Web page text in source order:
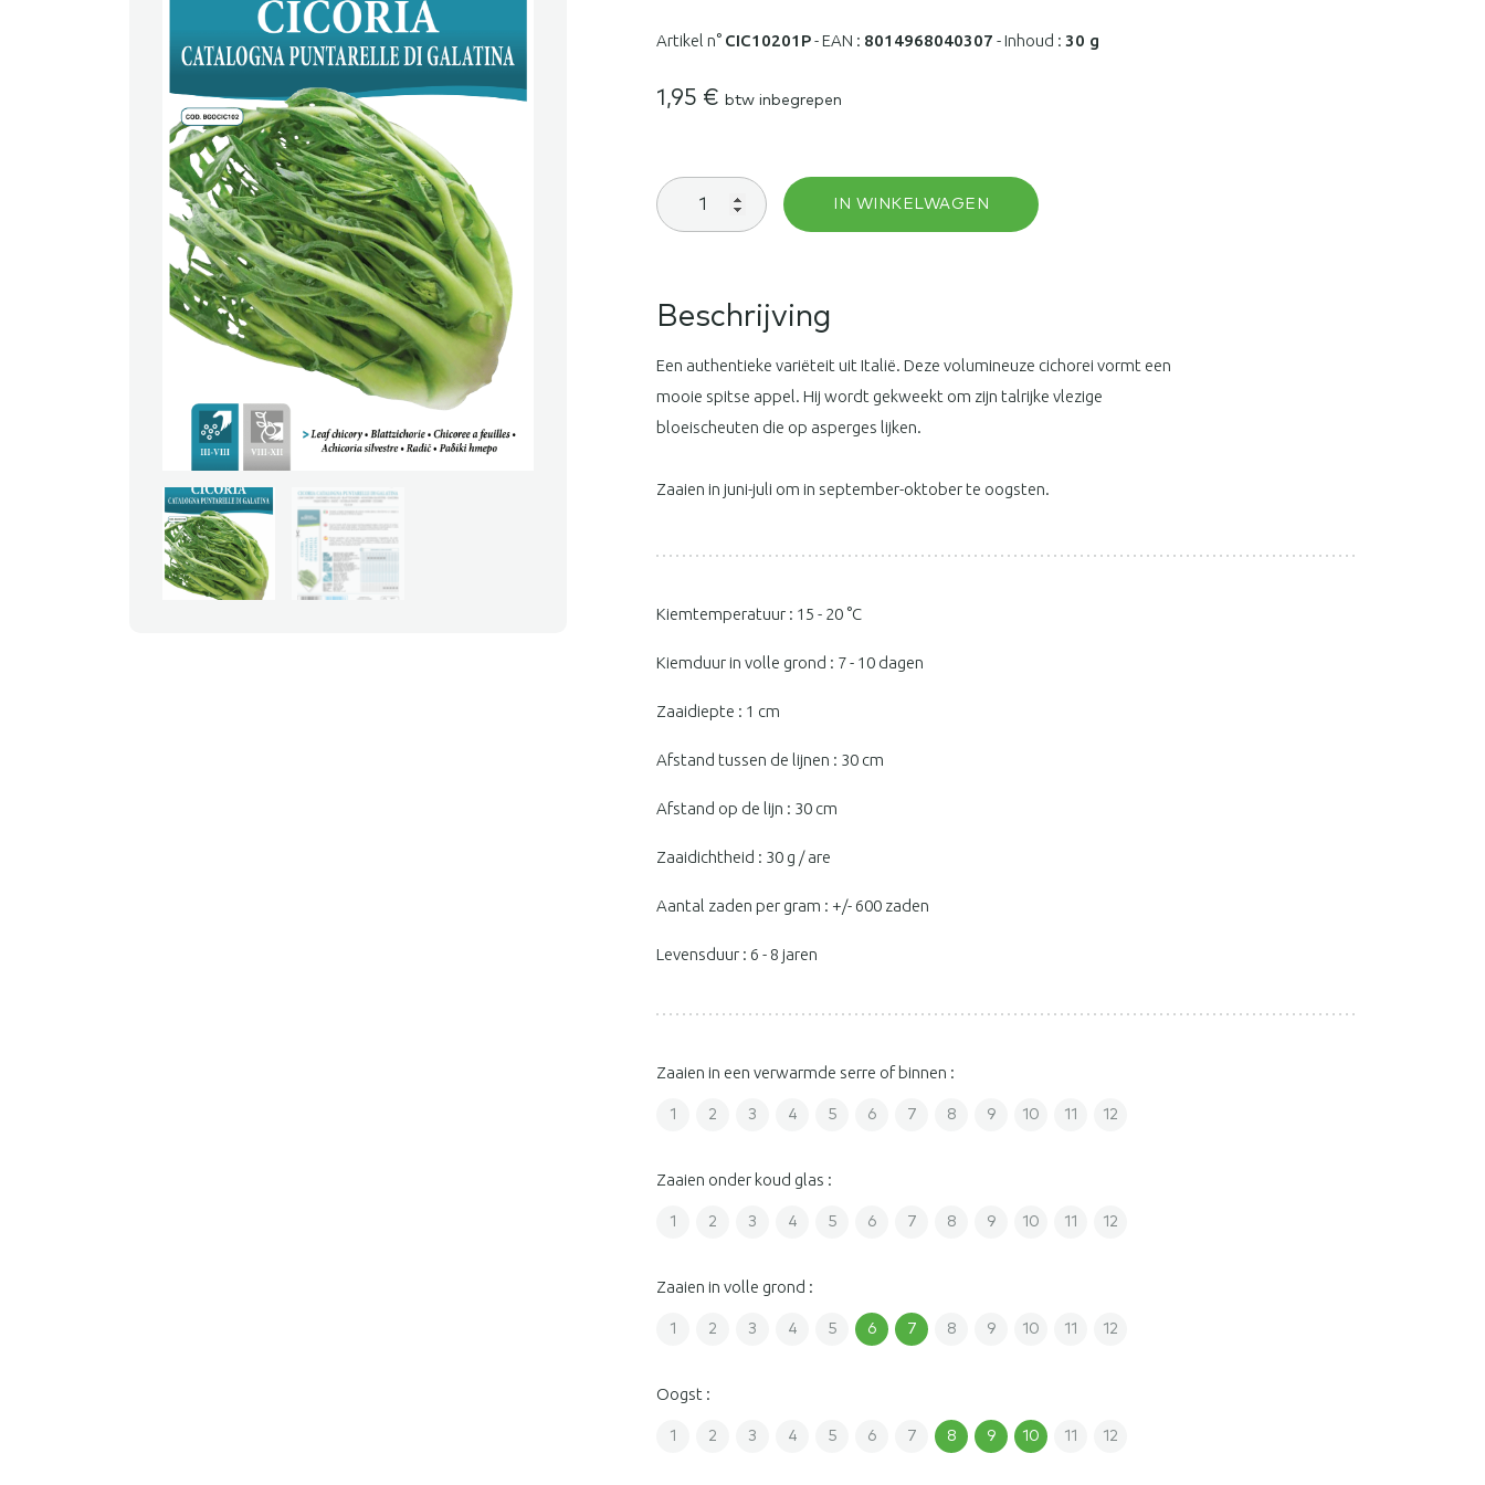
Artikel n° CIC10201P-EAN : 8014968040307 -Inhoud :30 g
1,95 € btw inbegrepen
Cichorei
(groenlof)
Catalogna
Galatina
aantal
IN WINKELWAGEN
Beschrijving
Een authentieke variëteit uit Italië. Deze volumineuze cichorei vormt een
mooie spitse appel. Hij wordt gekweekt om zijn talrijke vlezige
bloeischeuten die op asperges lijken.
Zaaien in juni-juli om in september-oktober te oogsten.
Kiemtemperatuur : 15 - 20 °C
Kiemduur in volle grond : 7 - 10 dagen
Zaaidiepte : 1 cm
Afstand tussen de lijnen : 30 cm
Afstand op de lijn : 30 cm
Zaaidichtheid : 30 g / are
Aantal zaden per gram : +/- 600 zaden
Levensduur : 6 - 8 jaren
Zaaien in een verwarmde serre of binnen :
1 2 3 4 5 6 7 8 9 10 11 12
Zaaien onder koud glas :
1 2 3 4 5 6 7 8 9 10 11 12
Zaaien in volle grond :
1 2 3 4 5 6 7 8 9 10 11 12
Oogst :
1 2 3 4 5 6 7 8 9 10 11 12